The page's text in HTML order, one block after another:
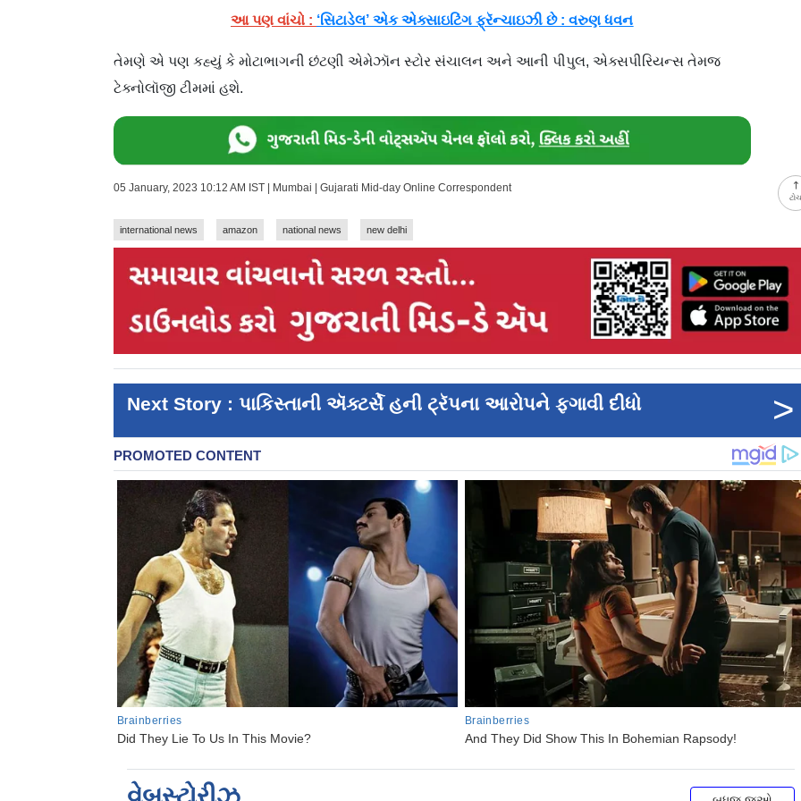
આ પણ વાંચો : ‘સિટાડેલ’ એક એક્સાઇટિંગ ફ્રૅન્ચાઇઝી છે : વરુણ ધવન
તેમણે એ પણ કહ્યું કે મોટાભાગની છંટણી એમેઝૉન સ્ટોર સંચાલન અને આની પીપુલ, એક્સપીરિયન્સ તેમજ
ટેક્નોલૉજી ટીમમાં હશે.
05 January, 2023 10:12 AM IST | Mumbai | Gujarati Mid-day Online Correspondent
international news amazon national news new delhi
Next Story : પાકિસ્તાની ઍક્ટર્સે હની ટ્રૅપના આરોપને ફગાવી દીધો >